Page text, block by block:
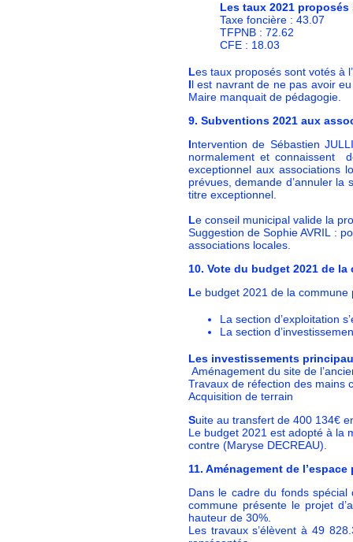
Les taux 2021
Taxe foncière : 43.07
TFPNB : 72.62
CFE : 18.03
Les taux proposés sont votés à
Il est navrant de ne pas avoir
Maire manquait de pédagogie.
9. Subventions 2021 aux
Intervention de Sébastien
normalement et connaissent
exceptionnel aux associations
prévues, demande d’annuler la
titre exceptionnel.
Le conseil municipal valide la
Suggestion de Sophie AVRIL :
associations locales.
10. Vote du budget 2021 de la
Le budget 2021 de la
La section d’exploitation
La section
Les investissements
Aménagement du site de
Travaux de réfection des mains
Acquisition de terrain
Suite au transfert de 400 134€
Le budget 2021 est adopté à la
contre (Maryse DECREAU).
11. Aménagement de
Dans le cadre du fonds
commune présente le projet
hauteur de 30%.
Les travaux s’élèvent à 49